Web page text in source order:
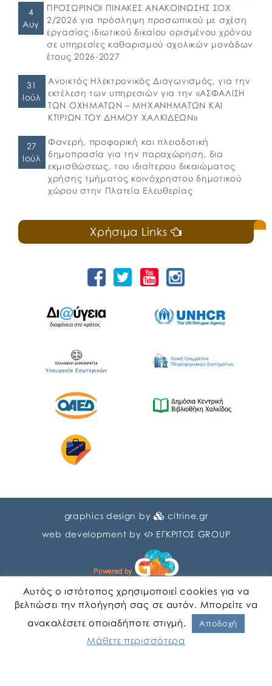
4
Αυγ
ΠΡΟΣΩΡΙΝΟΙ ΠΙΝΑΚΕΣ ΑΝΑΚΟΙΝΩΣΗΣ ΣΟΧ
2/2026 για πρόσληψη προσωπικού με σχέση
εργασίας ιδιωτικού δικαίου ορισμένου χρόνου
σε υπηρεσίες καθαρισμού σχολικών μονάδων
έτους 2026-2027
31
Ιούλ
Ανοικτός Ηλεκτρονικός Διαγωνισμός, για την
εκτέλεση των υπηρεσιών για την «ΑΣΦΑΛΙΣΗ
ΤΩΝ ΟΧΗΜΑΤΩΝ – ΜΗΧΑΝΗΜΑΤΩΝ ΚΑΙ
ΚΤΙΡΙΩΝ ΤΟΥ ΔΗΜΟΥ ΧΑΛΚΙΔΕΩΝ»
27
Ιούλ
Φανερή, προφορική και πλειοδοτική
δημοπρασία για την παραχώρηση, δια
εκμισθώσεως, του ιδιαίτερου δικαιώματος
χρήσης τμήματος κοινόχρηστου δημοτικού
χώρου στην Πλατεία Ελευθερίας
Χρήσιμα Links
graphics design by
citrine.gr
web development by
ΕΓΚΡΙΤΟΣ GROUP
Αυτός ο ιστότοπος χρησιμοποιεί cookies για να
βελτιώσει την πλοήγησή σας σε αυτόν. Μπορείτε να
ανακαλέσετε οποιαδήποτε στιγμή.
Αποδοχή
Μάθετε περισσότερα
Αγγλικα Ελληνικα